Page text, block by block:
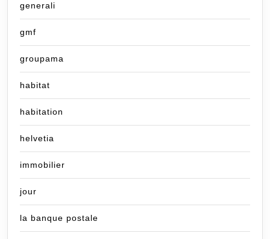
generali
gmf
groupama
habitat
habitation
helvetia
immobilier
jour
la banque postale